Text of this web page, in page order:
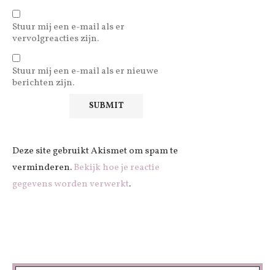
Stuur mij een e-mail als er
vervolgreacties zijn.
Stuur mij een e-mail als er nieuwe
berichten zijn.
Deze site gebruikt Akismet om spam te
verminderen.Bekijk hoe je reactie
gegevens worden verwerkt.